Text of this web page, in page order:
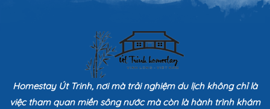
Homestay Út Trinh, nơi mà trải nghiệm du lịch không chỉ là
việc tham quan miền sông nước mà còn là hành trình khám